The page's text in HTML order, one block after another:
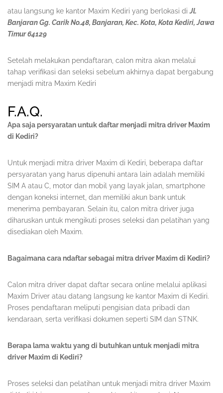
atau langsung ke kantor Maxim Kediri yang berlokasi diJl.
Banjaran Gg. Carik No.48, Banjaran, Kec. Kota, Kota Kediri, Jawa
Timur 64129
Setelah melakukan pendaftaran, calon mitra akan melalui
tahap verifikasi dan seleksi sebelum akhirnya dapat bergabung
menjadi mitra Maxim Kediri
F.A.Q.
Apa saja persyaratan untuk daftar menjadi mitra driver Maxim
di Kediri?
Untuk menjadi mitra driver Maxim di Kediri, beberapa daftar
persyaratan yang harus dipenuhi antara lain adalah memiliki
SIM A atau C, motor dan mobil yang layak jalan, smartphone
dengan koneksi internet, dan memiliki akun bank untuk
menerima pembayaran. Selain itu, calon mitra driver juga
diharuskan untuk mengikuti proses seleksi dan pelatihan yang
disediakan oleh Maxim.
Bagaimana cara ndaftar sebagai mitra driver Maxim di Kediri?
Calon mitra driver dapat daftar secara online melalui aplikasi
Maxim Driver atau datang langsung ke kantor Maxim di Kediri.
Proses pendaftaran meliputi pengisian data pribadi dan
kendaraan, serta verifikasi dokumen seperti SIM dan STNK.
Berapa lama waktu yang di butuhkan untuk menjadi mitra
driver Maxim di Kediri?
Proses seleksi dan pelatihan untuk menjadi mitra driver Maxim